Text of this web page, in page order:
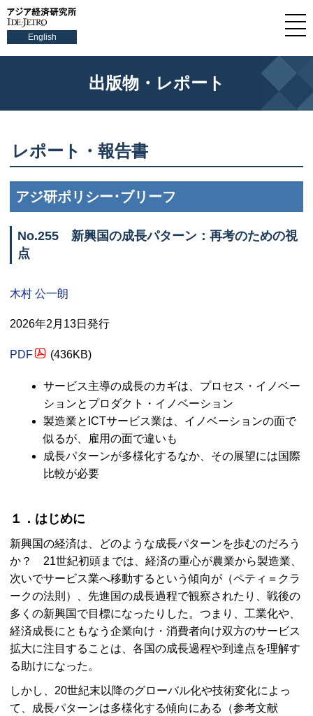
English
出版物・レポート
レポート・報告書
アジ研ポリシー･ブリーフ
No.255 新興国の成長パターン：再考のための視
点
木村 公一朗
2026年2月13日発行
PDF (436KB)
サービス主導の成長のカギは、プロセス・イノベー
ションとプロダクト・イノベーション
製造業と ICTサービス業は、イノベーションの面で
似るが、雇用の面で違いも
成長パターンが多様化するなか、その展望には国際
比較が必要
１．はじめに
新興国の経済は、どのような成長パターンを歩むのだろう
か？ 21世紀初頭までは、経済の重心が農業から製造業、
次いでサービス業へ移動するという傾向が（ペティ＝クラ
ークの法則）、先進国の成長過程で観察されたり、戦後の
多くの新興国で目標になったりした。つまり、工業化や、
経済成長にともなう企業向け・消費者向け双方のサービス
拡大に注目することは、各国の成長過程や到達点を理解す
る助けになった。
しかし、20世紀末以降のグローバル化や技術変化によっ
て、成長パターンは多様化する傾向にある（参考文献